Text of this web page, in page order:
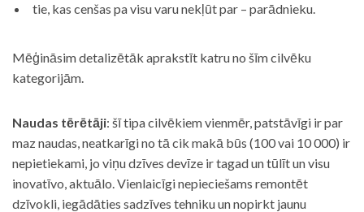
tie, kas cenšas pa visu varu nekļūt par – parādnieku.
Mēģināsim detalizētāk aprakstīt katru no šīm cilvēku
kategorijām.
Naudas tērētāji: šī tipa cilvēkiem vienmēr, patstāvīgi ir par
maz naudas, neatkarīgi no tā cik makā būs (100 vai 10 000) ir
nepietiekami, jo viņu dzīves devīze ir tagad un tūlīt un visu
inovatīvo, aktuālo. Vienlaicīgi nepieciešams remontēt
dzīvokli, iegādāties sadzīves tehniku un nopirkt jaunu